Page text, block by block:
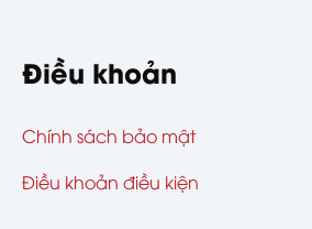
Điều khoản
Chính sách bảo mật
Điều khoản điều kiện